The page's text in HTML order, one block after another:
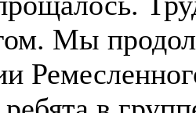
Мы